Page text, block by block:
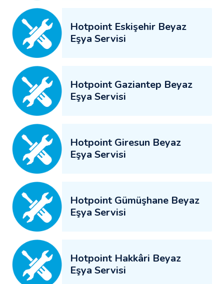
Hotpoint Eskişehir Beyaz
Eşya Servisi
Hotpoint Gaziantep Beyaz
Eşya Servisi
Hotpoint Giresun Beyaz
Eşya Servisi
Hotpoint Gümüşhane Beyaz
Eşya Servisi
Hotpoint Hakkâri Beyaz
Eşya Servisi